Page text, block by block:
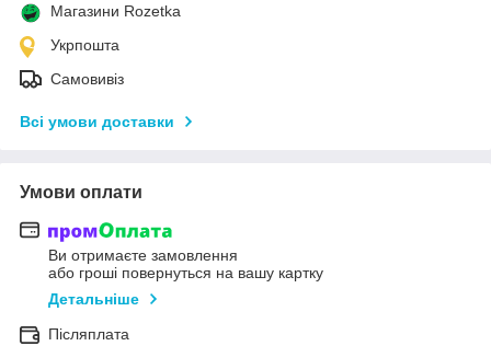
Магазини Rozetka
Укрпошта
Самовивіз
Всі умови доставки
Умови оплати
Ви отримаєте замовлення
або гроші повернуться на вашу картку
Детальніше
Післяплата